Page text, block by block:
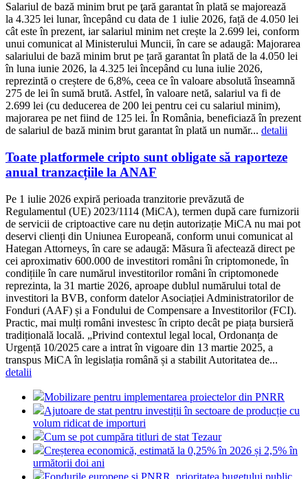
Salariul de bază minim brut pe ţară garantat în plată se majorează
la 4.325 lei lunar, începând cu data de 1 iulie 2026, față de 4.050 lei
cât este în prezent, iar salariul minim net crește la 2.699 lei, conform
unui comunicat al Ministerului Muncii, în care se adaugă: Majorarea
salariului de bază minim brut pe țară garantat în plată de la 4.050 lei
în luna iunie 2026, la 4.325 lei începând cu luna iulie 2026,
reprezintă o creștere de 6,8%, ceea ce în valoare absolută înseamnă
275 de lei în sumă brută. Astfel, în valoare netă, salariul va fi de
2.699 lei (cu deducerea de 200 lei pentru cei cu salariul minim),
majorarea pe net fiind de 125 lei. În România, beneficiază în prezent
de salariul de bază minim brut garantat în plată un număr... detalii
Toate platformele cripto sunt obligate să raporteze
anual tranzacțiile la ANAF
Pe 1 iulie 2026 expiră perioada tranzitorie prevăzută de
Regulamentul (UE) 2023/1114 (MiCA), termen după care furnizorii
de servicii de criptoactive care nu dețin autorizație MiCA nu mai pot
deservi clienți din Uniunea Europeană, conform unui comunicat al
Hategan Attorneys, în care se adaugă: Măsura îi afectează direct pe
cei aproximativ 600.000 de investitori români în criptomonede, în
condițiile în care numărul investitorilor români în criptomonede
reprezinta, la 31 martie 2026, aproape dublul numărului total de
investitori la BVB, conform datelor Asociației Administratorilor de
Fonduri (AAF) și a Fondului de Compensare a Investitorilor (FCI).
Practic, mai mulți români investesc în cripto decât pe piața bursieră
tradițională locală. „Privind contextul legal local, Ordonanța de
Urgență 10/2025 care a intrat în vigoare din 13 martie 2025, a
transpus MiCA în legislația română și a stabilit Autoritatea de...
detalii
Mobilizare pentru implementarea proiectelor din PNRR
Ajutoare de stat pentru investiții în sectoare de producție cu
volum ridicat de importuri
Cum se pot cumpăra titluri de stat Tezaur
Creșterea economică, estimată la 0,25% în 2026 și 2,5% în
următorii doi ani
Fondurile europene și PNRR, prioritatea bugetului public